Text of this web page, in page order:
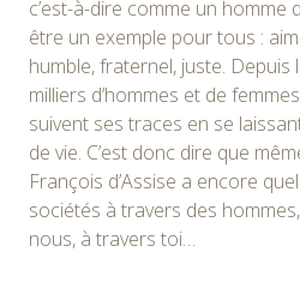
c’est-à-dire comme un homme
être un exemple pour tous :
humble, fraternel, juste. Depuis
milliers d’hommes et de
suivent ses traces en se
de vie. C’est donc dire que
François d’Assise a encore
sociétés à travers des
nous, à travers toi…